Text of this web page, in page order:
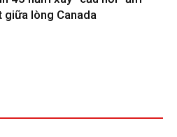
giữa lòng Canada